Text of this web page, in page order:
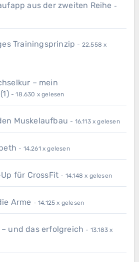
aus der zweiten Reihe -
Trainingsprinzip - 22.558 x
– mein
- 18.630 x gelesen
Muskelaufbau - 16.113 x gelesen
- 14.261 x gelesen
für CrossFit - 14.148 x gelesen
Arme - 14.125 x gelesen
– und das erfolgreich - 13.183 x